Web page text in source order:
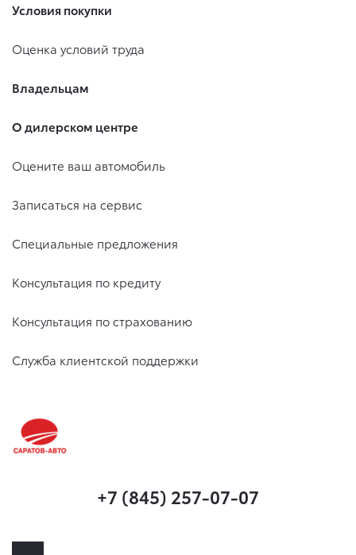
Условия покупки
Оценка условий труда
Владельцам
О дилерском центре
Оцените ваш автомобиль
Записаться на сервис
Специальные предложения
Консультация по кредиту
Консультация по страхованию
Служба клиентской поддержки
+7 (845) 257-07-07